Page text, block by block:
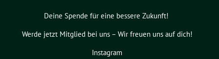
Deine Spende für eine bessere Zukunft!
Werde jetzt Mitglied bei uns – Wir freuen uns auf dich!
Instagram